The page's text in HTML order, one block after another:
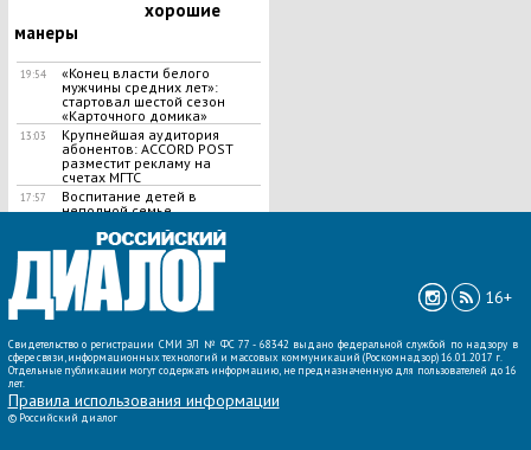
хорошие
манеры
19:54
«Конец власти белого
мужчины средних лет»:
стартовал шестой сезон
«Карточного домика»
13:03
Крупнейшая аудитория
абонентов: ACCORD POST
разместит рекламу на
счетах МГТС
17:57
Воспитание детей в
неполной семье
ВСЕ НОВОСТИ »
16+
Свидетельство о регистрации СМИ ЭЛ № ФС 77 - 68342 выдано федеральной службой по надзору в
сфере связи, информационных технологий и массовых коммуникаций (Роскомнадзор) 16.01.2017 г.
Отдельные публикации могут содержать информацию, не предназначенную для пользователей до 16
лет.
Правила использования информации
© Российский диалог